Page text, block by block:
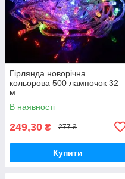
Гірлянда новорічна
кольорова 500 лампочок 32
м
В наявності
249,30 ₴ 277 ₴
Купити